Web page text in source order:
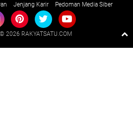
Jenjang Karir Pedoman Media Siber
2026 RAKYATSATU.COM
Raushan